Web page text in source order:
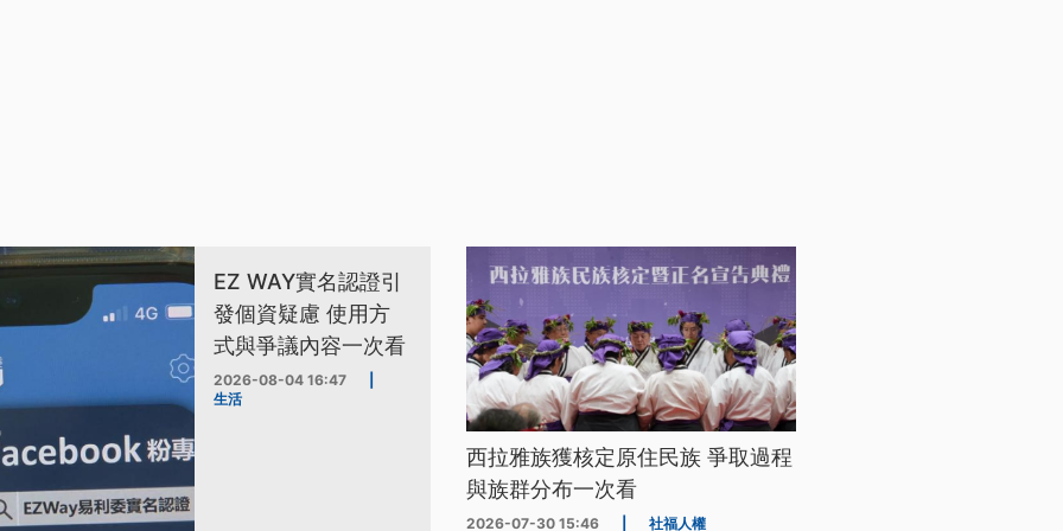
EZ WAY實名認證引
發個資疑慮 使用方
式與爭議內容一次看
2026-08-04 16:47
生活
西拉雅族獲核定原住民族 爭取過程
與族群分布一次看
2026-07-30 15:46 社福人權